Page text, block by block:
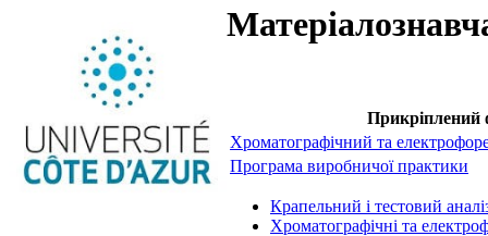
Прикріплений
Хроматографічний та
Програма виробничої практики
Крапельний і тестовий
Хроматографічні та